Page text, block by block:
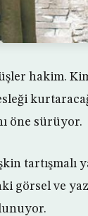
hakim.
öne sürüyor.
tartışmalı
görsel ve